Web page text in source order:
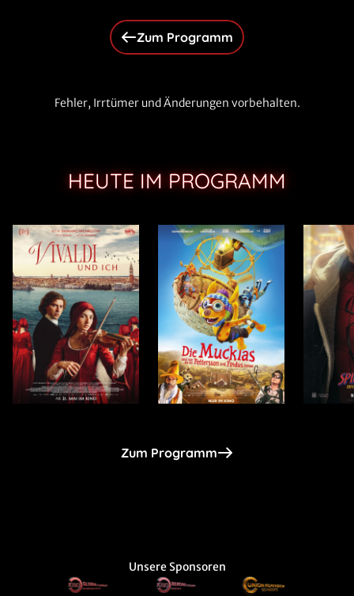
Zum Programm
Fehler, Irrtümer und Änderungen vorbehalten.
HEUTE IM PROGRAMM
Zum Programm
Unsere Sponsoren